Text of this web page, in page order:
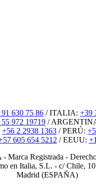
630 75 86 /ITALIA: +39
972 19719 /
+56 2 2938 1363 /PERÚ:
605 654 5212 /EEUU:
Registrada -
en Italia, S.L. - c/ Chile,
Madrid (ESPAÑA)